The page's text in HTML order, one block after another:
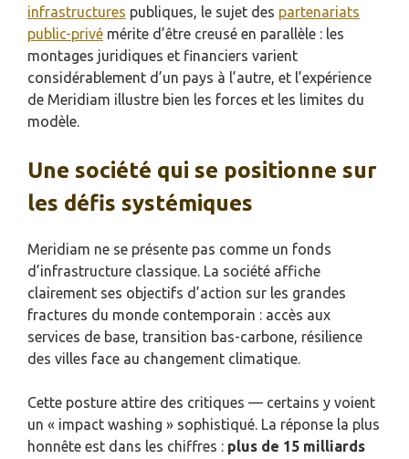
infrastructures publiques, le sujet des partenariats
public-privé mérite d’être creusé en parallèle : les
montages juridiques et financiers varient
considérablement d’un pays à l’autre, et l’expérience
de Meridiam illustre bien les forces et les limites du
modèle.
Une société qui se positionne sur
les défis systémiques
Meridiam ne se présente pas comme un fonds
d’infrastructure classique. La société affiche
clairement ses objectifs d’action sur les grandes
fractures du monde contemporain : accès aux
services de base, transition bas-carbone, résilience
des villes face au changement climatique.
Cette posture attire des critiques — certains y voient
un « impact washing » sophistiqué. La réponse la plus
honnête est dans les chiffres : plus de 15 milliards